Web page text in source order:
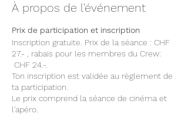
À propos de l'événement
Prix de participation et inscription
Inscription gratuite. Prix de la séance : CHF
27.- , rabais pour les membres du Crew:
CHF 24.-.
Ton inscription est validée au règlement de
ta participation.
Le prix comprend la séance de cinéma et
l'apéro.